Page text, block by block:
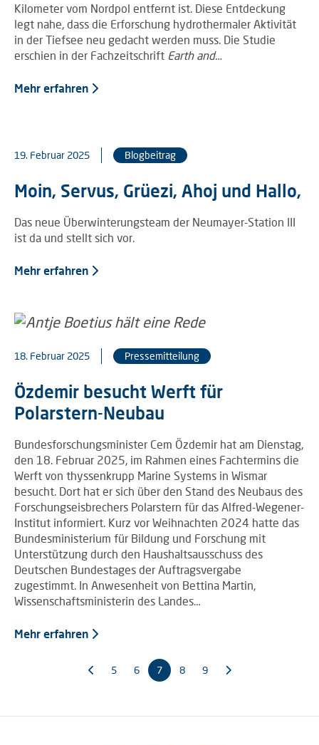
Kilometer vom Nordpol entfernt ist. Diese Entdeckung
legt nahe, dass die Erforschung hydrothermaler Aktivität
in der Tiefsee neu gedacht werden muss. Die Studie
erschien in der Fachzeitschrift Earth and…
Mehr erfahren
19. Februar 2025 Blogbeitrag
Moin, Servus, Grüezi, Ahoj und Hallo,
Das neue Überwinterungsteam der Neumayer-Station III
ist da und stellt sich vor.
Mehr erfahren
18. Februar 2025 Pressemitteilung
Özdemir besucht Werft für
Polarstern-Neubau
Bundesforschungsminister Cem Özdemir hat am Dienstag,
den 18. Februar 2025, im Rahmen eines Fachtermins die
Werft von thyssenkrupp Marine Systems in Wismar
besucht. Dort hat er sich über den Stand des Neubaus des
Forschungseisbrechers Polarstern für das Alfred-Wegener-
Institut informiert. Kurz vor Weihnachten 2024 hatte das
Bundesministerium für Bildung und Forschung mit
Unterstützung durch den Haushaltsausschuss des
Deutschen Bundestages der Auftragsvergabe
zugestimmt. In Anwesenheit von Bettina Martin,
Wissenschaftsministerin des Landes…
Mehr erfahren
5 6 7 8 9